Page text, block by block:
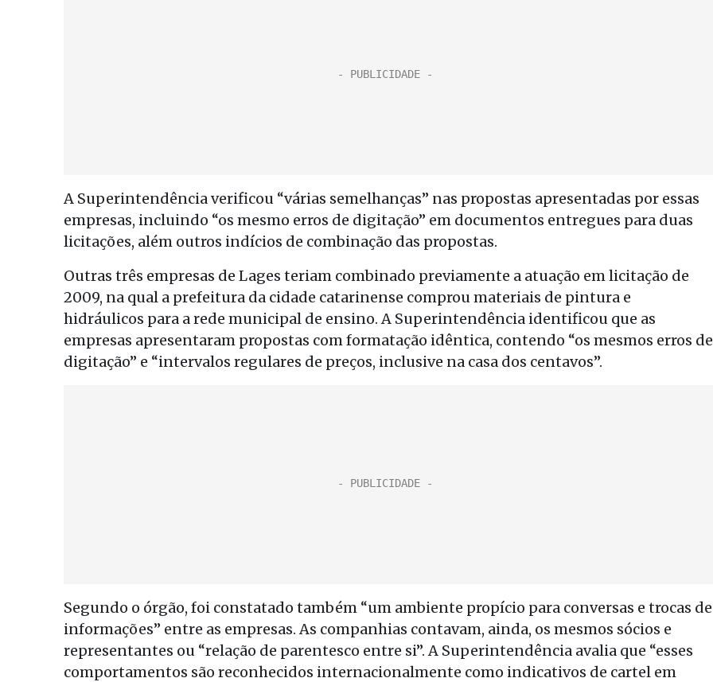
A Superintendência verificou “várias semelhanças” nas propostas apresentadas por essas
empresas, incluindo “os mesmo erros de digitação” em documentos entregues para duas
licitações, além outros indícios de combinação das propostas.
Outras três empresas de Lages teriam combinado previamente a atuação em licitação de
2009, na qual a prefeitura da cidade catarinense comprou materiais de pintura e
hidráulicos para a rede municipal de ensino. A Superintendência identificou que as
empresas apresentaram propostas com formatação idêntica, contendo “os mesmos erros de
digitação” e “intervalos regulares de preços, inclusive na casa dos centavos”.
Segundo o órgão, foi constatado também “um ambiente propício para conversas e trocas de
informações” entre as empresas. As companhias contavam, ainda, os mesmos sócios e
representantes ou “relação de parentesco entre si”. A Superintendência avalia que “esses
comportamentos são reconhecidos internacionalmente como indicativos de cartel em